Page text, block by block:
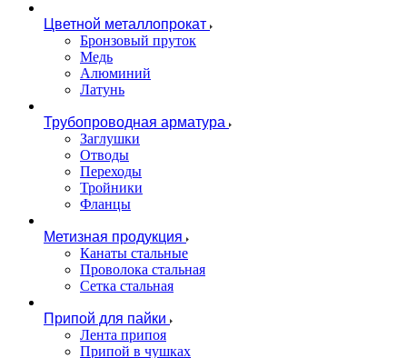
Цветной металлопрокат
Бронзовый пруток
Медь
Алюминий
Латунь
Трубопроводная арматура
Заглушки
Отводы
Переходы
Тройники
Фланцы
Метизная продукция
Канаты стальные
Проволока стальная
Сетка стальная
Припой для пайки
Лента припоя
Припой в чушках